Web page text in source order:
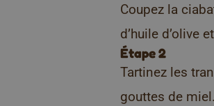
Coupez la
d’huile d’olive
Étape 2
Tartinez les
gouttes de